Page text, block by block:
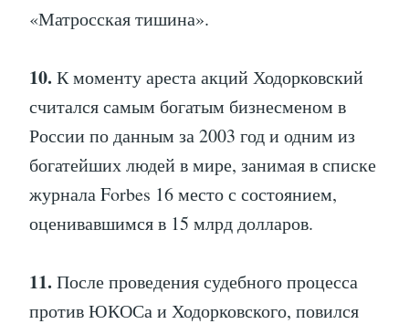
«Матросская тишина».
10. К моменту ареста акций Ходорковский
считался самым богатым бизнесменом в
России по данным за 2003 год и одним из
богатейших людей в мире, занимая в списке
журнала Forbes 16 место с состоянием,
оценивавшимся в 15 млрд долларов.
11. После проведения судебного процесса
против ЮКОСа и Ходорковского, повился